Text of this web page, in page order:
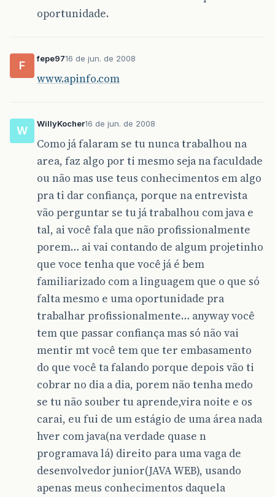
oportunidade.
F
fepe9716 de jun. de 2008
www.apinfo.com
W
WillyKocher16 de jun. de 2008
Como já falaram se tu nunca trabalhou na
area, faz algo por ti mesmo seja na faculdade
ou não mas use teus conhecimentos em algo
pra ti dar confiança, porque na entrevista
vão perguntar se tu já trabalhou com java e
tal, ai você fala que não profissionalmente
porem… ai vai contando de algum projetinho
que voce tenha que você já é bem
familiarizado com a linguagem que o que só
falta mesmo e uma oportunidade pra
trabalhar profissionalmente… anyway você
tem que passar confiança mas só não vai
mentir mt você tem que ter embasamento
do que você ta falando porque depois vão ti
cobrar no dia a dia, porem não tenha medo
se tu não souber tu aprende,vira noite e os
carai, eu fui de um estágio de uma área nada
hver com java(na verdade quase n
programava lá) direito para uma vaga de
desenvolvedor junior(JAVA WEB), usando
apenas meus conhecimentos daquela